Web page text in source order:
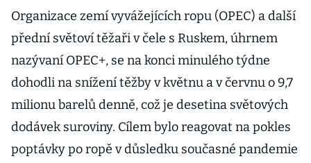
Organizace zemí vyvážejících ropu (OPEC) a další
přední světoví těžaři v čele s Ruskem, úhrnem
nazývaní OPEC+, se na konci minulého týdne
dohodli na snížení těžby v květnu a v červnu o 9,7
milionu barelů denně, což je desetina světových
dodávek suroviny. Cílem bylo reagovat na pokles
poptávky po ropě v důsledku současné pandemie